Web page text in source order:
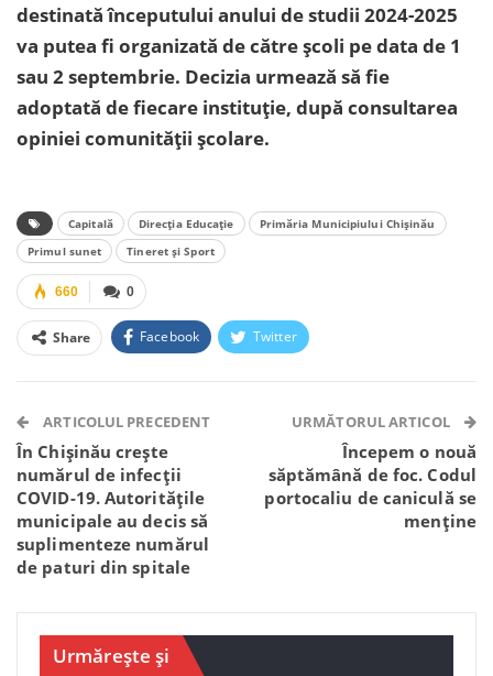
destinată începutului anului de studii 2024-2025
va putea fi organizată de către școli pe data de 1
sau 2 septembrie. Decizia urmează să fie
adoptată de fiecare instituție, după consultarea
opiniei comunității școlare.
Capitală Direcția Educație
Primăria Municipiului Chișinău
Primul sunet
Tineret și Sport
0
660
Share Facebook Twitter
Telegram WhatsApp Viber
ARTICOLUL PRECEDENT
În Chișinău crește
numărul de infecții
COVID-19. Autoritățile
municipale au decis să
suplimenteze numărul
de paturi din spitale
URMĂTORUL ARTICOL
Începem o nouă
săptămână de foc. Codul
portocaliu de caniculă se
menține
Urmărește și